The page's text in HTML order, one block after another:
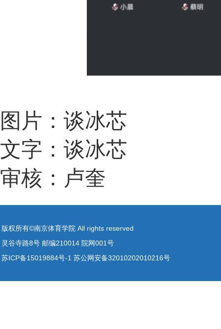
图片：谈冰芯
文字：谈冰芯
审核：卢奎
版权所有©南京体育学院 All rights reserved
灵谷寺路8号 邮编210014 院网001号
苏ICP备15019884号-1 苏公网安备32010202010216号